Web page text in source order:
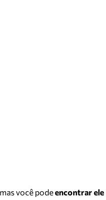
você podeencontrar ele